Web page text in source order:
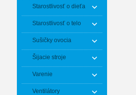
Starostlivosť o dieťa
Starostlivosť o telo
Sušičky ovocia
Šijacie stroje
Varenie
Ventilátory